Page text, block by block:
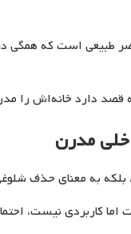
طبیعی است که همگی
دارد خانه‌اش را
مدرن
به معنای حذف
کاربردی نیست،